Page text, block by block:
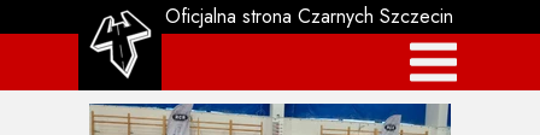
Oficjalna strona Czarnych Szczecin